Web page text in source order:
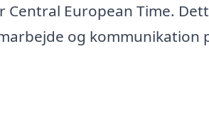
European Time.
og kommunikation